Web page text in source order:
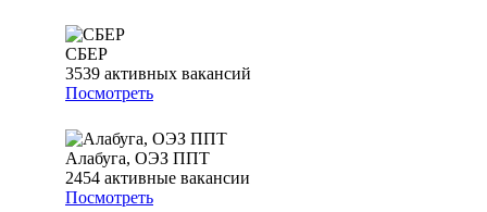
СБЕР
3539 активных вакансий
Посмотреть
Алабуга, ОЭЗ ППТ
2454 активные вакансии
Посмотреть